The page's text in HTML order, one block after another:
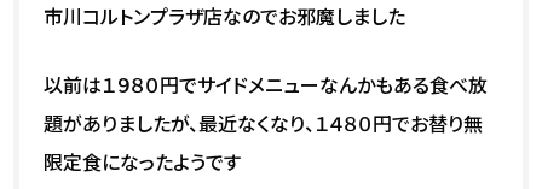
市川コルトンプラザ店なのでお邪魔しました
以前は１９８０円でサイドメニューなんかもある食べ放
題がありましたが、最近なくなり、１４８０円でお替り無
限定食になったようです